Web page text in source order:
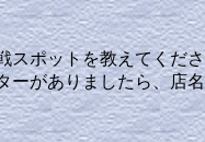
ポットを教えてくだ
がありましたら、店